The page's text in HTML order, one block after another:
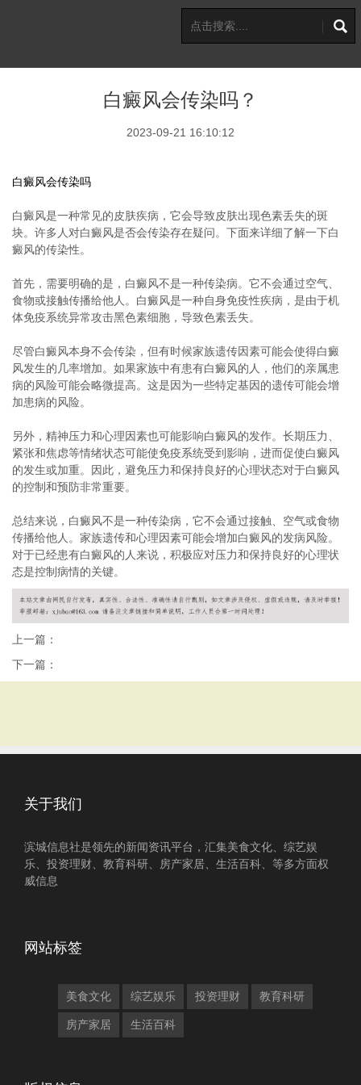
白癜风会传染吗？
2023-09-21 16:10:12
白癜风会传染吗
白癜风是一种常见的皮肤疾病，它会导致皮肤出现色素丢失的斑
块。许多人对白癜风是否会传染存在疑问。下面来详细了解一下白
癜风的传染性。
首先，需要明确的是，白癜风不是一种传染病。它不会通过空气、
食物或接触传播给他人。白癜风是一种自身免疫性疾病，是由于机
体免疫系统异常攻击黑色素细胞，导致色素丢失。
尽管白癜风本身不会传染，但有时候家族遗传因素可能会使得白癜
风发生的几率增加。如果家族中有患有白癜风的人，他们的亲属患
病的风险可能会略微提高。这是因为一些特定基因的遗传可能会增
加患病的风险。
另外，精神压力和心理因素也可能影响白癜风的发作。长期压力、
紧张和焦虑等情绪状态可能使免疫系统受到影响，进而促使白癜风
的发生或加重。因此，避免压力和保持良好的心理状态对于白癜风
的控制和预防非常重要。
总结来说，白癜风不是一种传染病，它不会通过接触、空气或食物
传播给他人。家族遗传和心理因素可能会增加白癜风的发病风险。
对于已经患有白癜风的人来说，积极应对压力和保持良好的心理状
态是控制病情的关键。
上一篇：
下一篇：
关于我们
滨城信息社是领先的新闻资讯平台，汇集美食文化、综艺娱
乐、投资理财、教育科研、房产家居、生活百科、等多方面权
威信息
网站标签
美食文化 综艺娱乐 投资理财 教育科研
房产家居 生活百科